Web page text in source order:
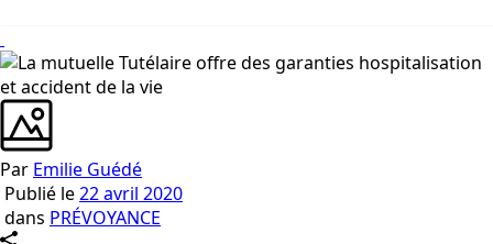
Par Emilie Guédé
Publié le22 avril 2020
dans PRÉVOYANCE